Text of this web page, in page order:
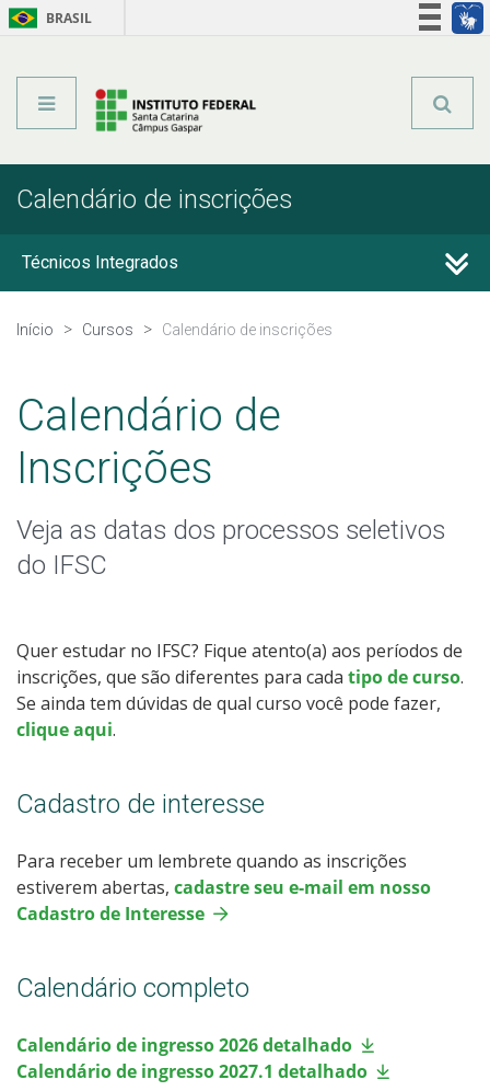
BRASIL
Calendário de inscrições
Técnicos Integrados
Técnicos Subsequentes
Graduação
Especialização
Educação a Distância
Processo de Inscrição
Como posso estudar no IFSC?
Cotas
Início Cursos Calendário de inscrições
Calendário de
Inscrições
Veja as datas dos processos seletivos
do IFSC
Quer estudar no IFSC? Fique atento(a) aos períodos de
inscrições, que são diferentes para cada tipo de curso.
Se ainda tem dúvidas de qual curso você pode fazer,
clique aqui.
Cadastro de interesse
Para receber um lembrete quando as inscrições
estiverem abertas, cadastre seu e-mail em nosso
Cadastro de Interesse
Calendário completo
Calendário de ingresso 2026 detalhado
Calendário de ingresso 2027.1 detalhado